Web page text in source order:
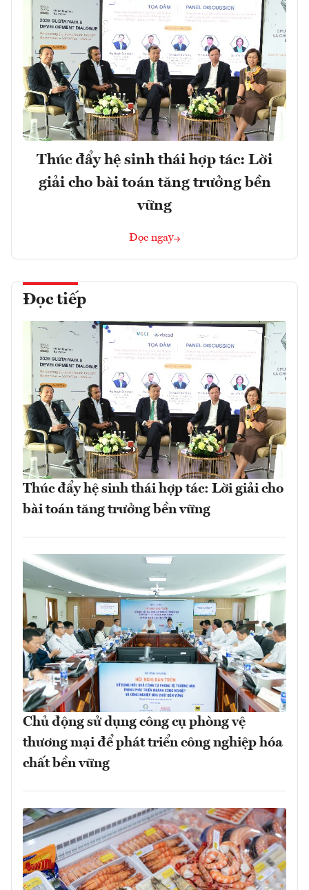
Thúc đẩy hệ sinh thái hợp tác: Lời
giải cho bài toán tăng trưởng bền
vững
Đọc ngay
Đọc tiếp
Thúc đẩy hệ sinh thái hợp tác: Lời giải cho
bài toán tăng trưởng bền vững
Chủ động sử dụng công cụ phòng vệ
thương mại để phát triển công nghiệp hóa
chất bền vững